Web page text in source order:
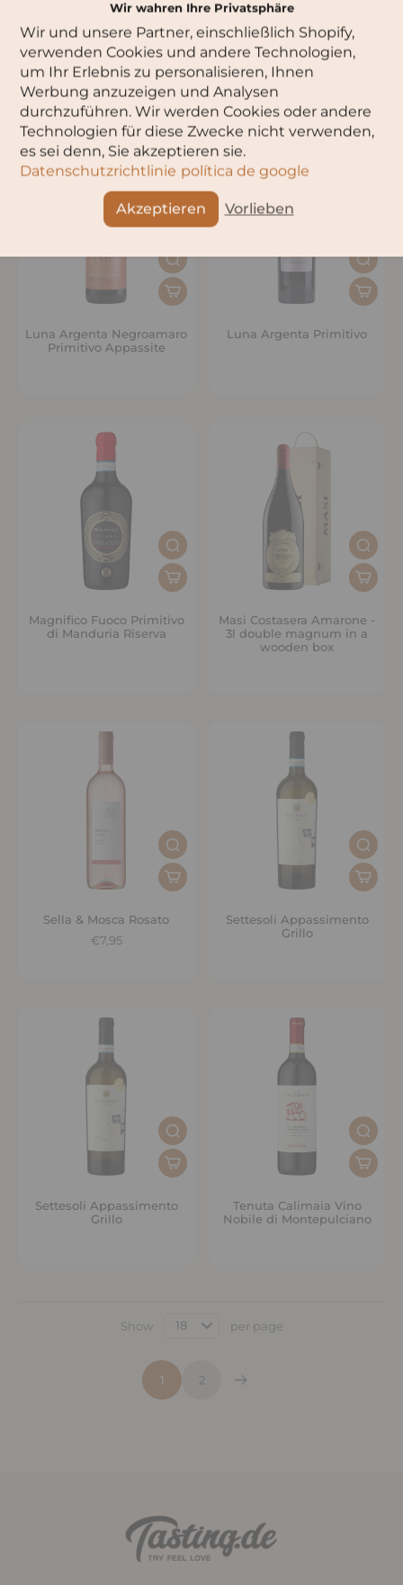
Leonetti 1973 Primitivo – 1l
Luna Argenta Bianco
Appassite
Luna Argenta Negroamaro
Primitivo Appassite
Luna Argenta Primitivo
Magnifico Fuoco Primitivo
di Manduria Riserva
Masi Costasera Amarone -
3l double magnum in a
wooden box
Sella & Mosca Rosato
€7,95
Settesoli Appassimento
Grillo
Settesoli Appassimento
Grillo
Tenuta Calimaia Vino
Nobile di Montepulciano
1 2
Show per page
Wir wahren Ihre Privatsphäre
Wir und unsere Partner, einschließlich Shopify,
verwenden Cookies und andere Technologien,
um Ihr Erlebnis zu personalisieren, Ihnen
Werbung anzuzeigen und Analysen
durchzuführen. Wir werden Cookies oder andere
Technologien für diese Zwecke nicht verwenden,
es sei denn, Sie akzeptieren sie.
Datenschutzrichtlinie política de google
Akzeptieren Vorlieben